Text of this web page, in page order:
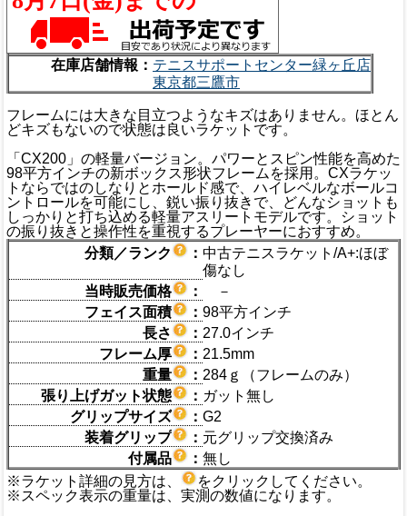
在庫店舗情報： テニスサポートセンター緑ヶ丘店
東京都三鷹市
フレームには大きな目立つようなキズはありません。ほとん
どキズもないので状態は良いラケットです。
「CX200」の軽量バージョン。パワーとスピン性能を高めた
98平方インチの新ボックス形状フレームを採用。CXラケッ
トならではのしなりとホールド感で、ハイレベルなボールコ
ントロールを可能にし、鋭い振り抜きで、どんなショットも
しっかりと打ち込める軽量アスリートモデルです。ショット
の振り抜きと操作性を重視するプレーヤーにおすすめ。
分類／ランク
： 中古テニスラケット/A+:ほぼ
傷なし
当時販売価格
：
－
フェイス面積
： 98平方インチ
長さ
： 27.0インチ
フレーム厚
： 21.5mm
重量
： 284ｇ（フレームのみ）
張り上げガット状態
： ガット無し
グリップサイズ
： G2
装着グリップ
： 元グリップ交換済み
付属品
： 無し
※ラケット詳細の見方は、
をクリックしてください。
※スペック表示の重量は、実測の数値になります。